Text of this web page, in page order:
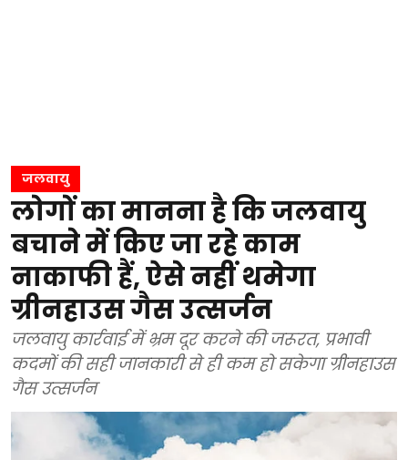
जलवायु
लोगों का मानना है कि जलवायु
बचाने में किए जा रहे काम
नाकाफी हैं, ऐसे नहीं थमेगा
ग्रीनहाउस गैस उत्सर्जन
जलवायु कार्रवाई में भ्रम दूर करने की जरूरत, प्रभावी
कदमों की सही जानकारी से ही कम हो सकेगा ग्रीनहाउस
गैस उत्सर्जन